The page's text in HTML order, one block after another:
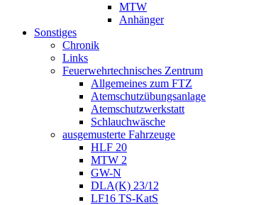
MTW
Anhänger
Sonstiges
Chronik
Links
Feuerwehrtechnisches Zentrum
Allgemeines zum FTZ
Atemschutzübungsanlage
Atemschutzwerkstatt
Schlauchwäsche
ausgemusterte Fahrzeuge
HLF 20
MTW 2
GW-N
DLA(K) 23/12
LF16 TS-KatS